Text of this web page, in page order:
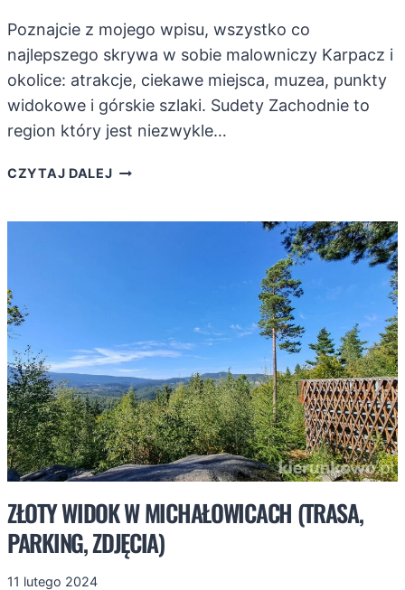
Poznajcie z mojego wpisu, wszystko co
najlepszego skrywa w sobie malowniczy Karpacz i
okolice: atrakcje, ciekawe miejsca, muzea, punkty
widokowe i górskie szlaki. Sudety Zachodnie to
region który jest niezwykle…
CZYTAJ DALEJKARPACZ
ZŁOTY WIDOK W MICHAŁOWICACH (TRASA,
PARKING, ZDJĘCIA)
11 lutego 2024